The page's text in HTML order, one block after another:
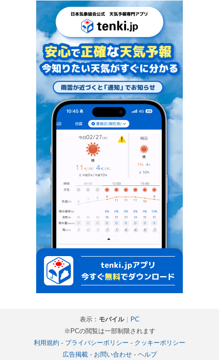
表示： モバイル｜ PC
※PCの閲覧は一部制限されます
利用規約 - プライバシーポリシー - クッキーポリシー
広告掲載- お問い合わせ- ヘルプ